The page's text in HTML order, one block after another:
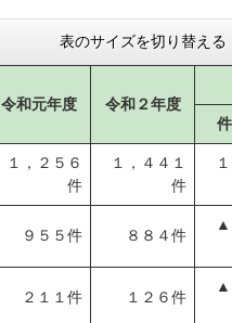
表のサイズを切り替える
令和元年度 令和２年度
１，２５６
件
１，４４１
件
９５５件 ８８４件
▲
２１１件 １２６件
▲